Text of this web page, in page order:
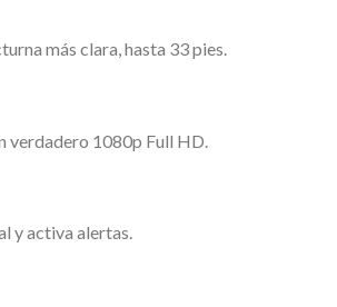
más clara, hasta 33 pies.
verdadero 1080p Full HD.
y activa alertas.